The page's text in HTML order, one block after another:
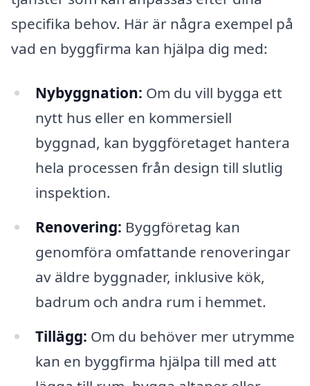
specifika behov. Här är några exempel på
vad en byggfirma kan hjälpa dig med:
Nybyggnation: Om du vill bygga ett
nytt hus eller en kommersiell
byggnad, kan byggföretaget hantera
hela processen från design till slutlig
inspektion.
Renovering: Byggföretag kan
genomföra omfattande renoveringar
av äldre byggnader, inklusive kök,
badrum och andra rum i hemmet.
Tillägg: Om du behöver mer utrymme
kan en byggfirma hjälpa till med att